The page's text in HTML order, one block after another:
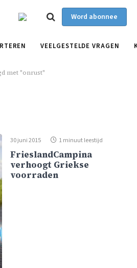
Word abonnee
VEELGESTELDE VRAGEN
met "onrust"
30 juni 2015 1 minuut leestijd
FrieslandCampina
verhoogt Griekse
voorraden